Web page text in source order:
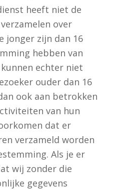
heeft niet de
over
jonger zijn dan 16
hebben van
echter niet
ouder dan 16
ook aan betrokken
van hun
dat er
verzameld worden
Als je er
wij zonder die
gegevens